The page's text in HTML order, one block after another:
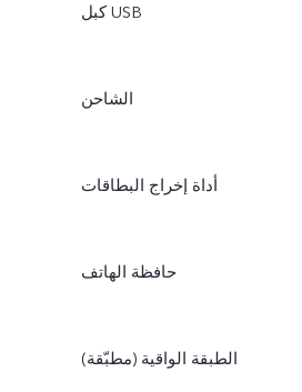
كبل USB
الشاحن
أداة إخراج البطاقات
حافظة الهاتف
الطبقة الواقية (مطبّقة)